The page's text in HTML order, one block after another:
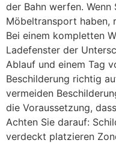
der Bahn werfen.
Möbeltransport haben,
Bei einem kompletten
Ladefenster der
Ablauf und einem Tag
Beschilderung richtig
vermeiden
die Voraussetzung,
Achten Sie darauf:
verdeckt platzieren